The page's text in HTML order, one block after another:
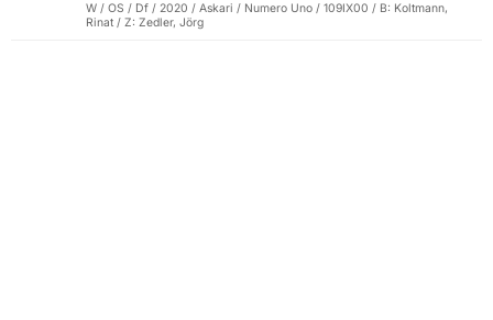
W / OS / Df / 2020 / Askari / Numero Uno / 109IX00 / B: Koltmann,
Rinat / Z: Zedler, Jörg